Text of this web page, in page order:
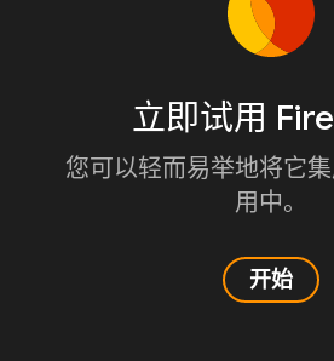
立即试用
您可以轻而易举地将它
用中。
开始